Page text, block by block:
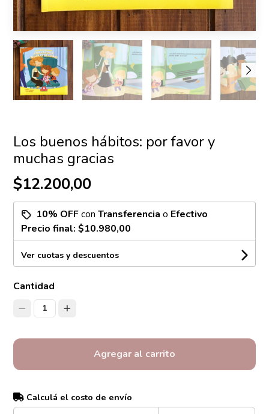
Los buenos hábitos: por favor y
muchas gracias
$12.200,00
10% OFFconTransferencia o Efectivo
Precio final:$10.980,00
Ver cuotas y descuentos
Cantidad
1
Agregar al carrito
Calculá el costo de envío